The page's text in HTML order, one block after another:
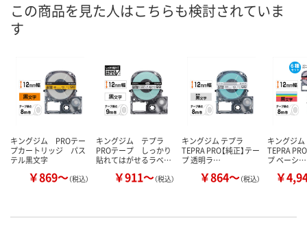
お届け日
カゴへ カゴへ カ
この商品を見た人はこちらも検討されていま
す
キングジム PROテー
プカートリッジ パス
テル黒文字
￥869～（税込）
キングジム テプラ
PROテープ しっかり
貼れてはがせるラベ…
￥911～（税込）
キングジム テプラ
TEPRA PRO【純正】テー
プ 透明ラ…
￥864～（税込）
キングジム
TEPRA
プ ベーシ…
￥